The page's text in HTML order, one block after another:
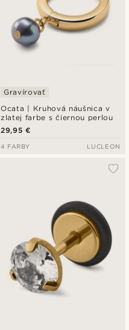
Ocata | Kruhová náušnica v
zlatej farbe s čiernou perlou
Gravírovať
29,95 €
4 FARBY LUCLEON